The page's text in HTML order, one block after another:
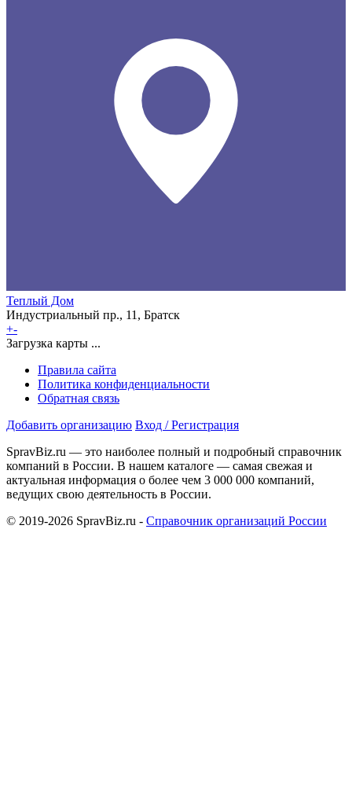
Теплый Дом
Индустриальный пр., 11, Братск
+-
Загрузка карты ...
Правила сайта
Политика конфиденциальности
Обратная связь
Добавить организацию Вход / Регистрация
SpravBiz.ru — это наиболее полный и подробный справочник
компаний в России. В нашем каталоге — самая свежая и
актуальная информация о более чем 3 000 000 компаний,
ведущих свою деятельность в России.
© 2019-2026 SpravBiz.ru - Справочник организаций России